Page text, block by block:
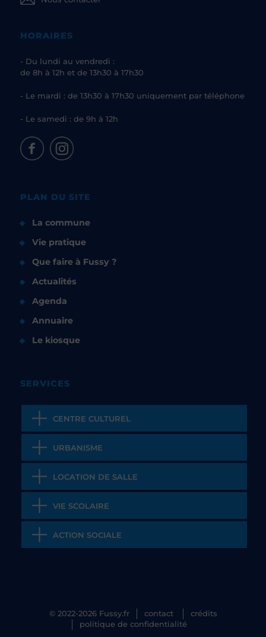
HORAIRES
- Du lundi au vendredi :
de 8h à 12h et de 13h30 à 17h30
- Le mardi : de 13h30 à 17h30 uniquement par téléphone
- Le samedi : de 9h à 12h
PLAN DU SITE
La commune
Vie pratique
Que faire à Fussy ?
Actualités
Agenda
Annuaire
Le kiosque
SERVICES
CENTRE CULTUREL
URBANISME
LOCATION DE SALLE
VIE SCOLAIRE
ACTION SOCIALE
© 2022-2026 Fussy.fr contact
crédits
politique de confidentialité